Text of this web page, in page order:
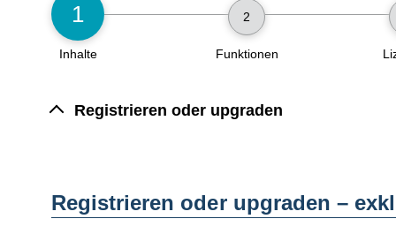
1
Inhalte
2
Funktionen
Registrieren oder upgraden
Registrieren oder upgraden –